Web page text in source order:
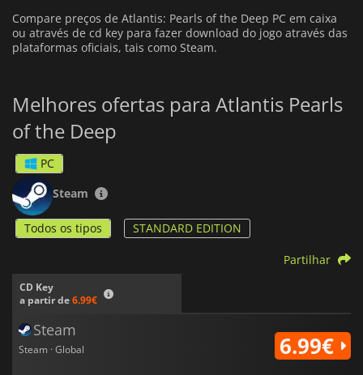
Compare preços de Atlantis: Pearls of the Deep PC em caixa
ou através de cd key para fazer download do jogo através das
plataformas oficiais, tais como Steam.
Melhores ofertas para Atlantis Pearls
of the Deep
PC
Steam
Todos os tipos STANDARD EDITION
CD Key
a partir de6.99€
Partilhar
Steam
Steam · Global 6.99€